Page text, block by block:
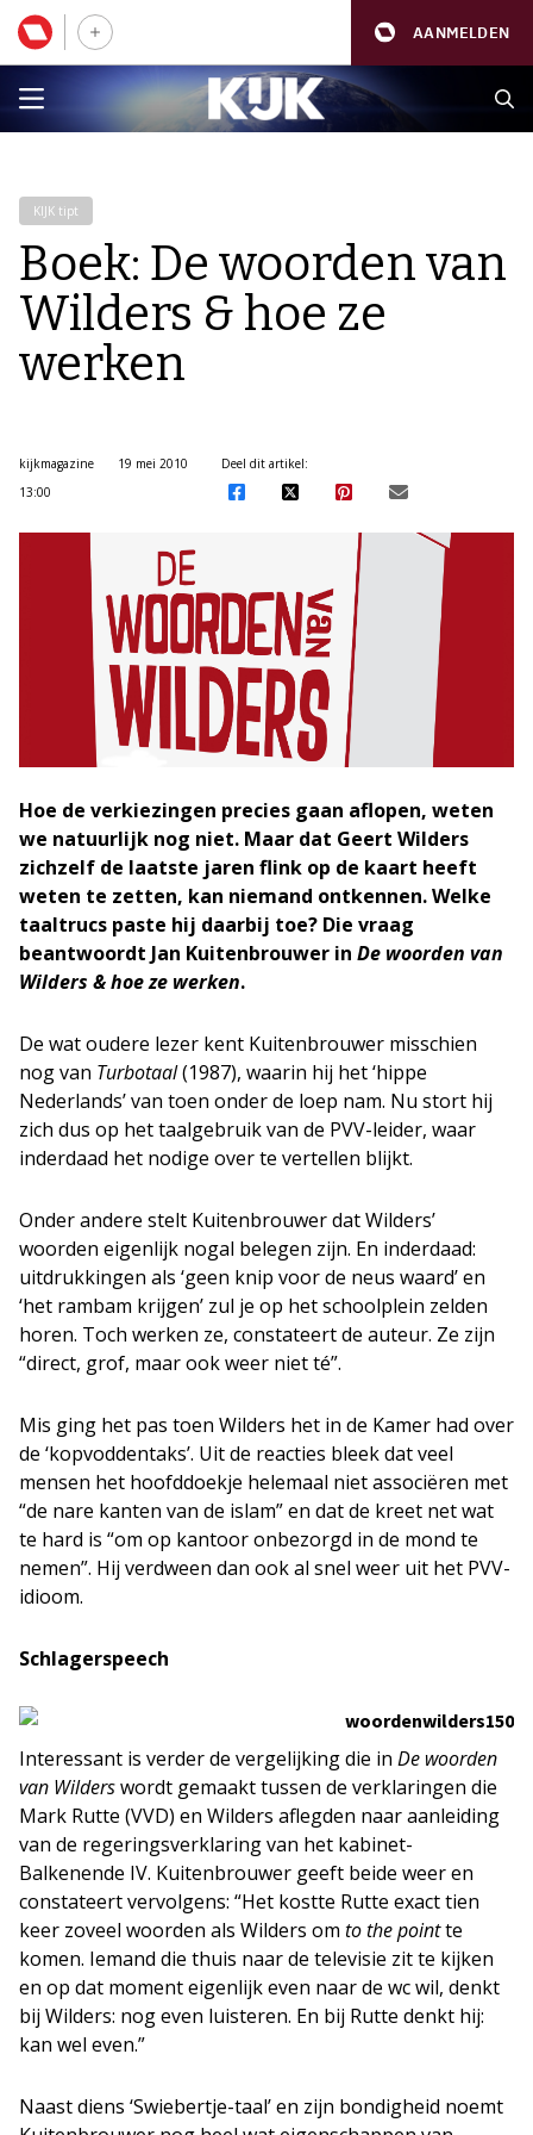
AANMELDEN
KIJK tipt
Boek: De woorden van
Wilders & hoe ze
werken
kijkmagazine
19 mei 2010
13:00
Deel dit artikel:
Hoe de verkiezingen precies gaan aflopen, weten
we natuurlijk nog niet. Maar dat Geert Wilders
zichzelf de laatste jaren flink op de kaart heeft
weten te zetten, kan niemand ontkennen. Welke
taaltrucs paste hij daarbij toe? Die vraag
beantwoordt Jan Kuitenbrouwer in De woorden van
Wilders & hoe ze werken.
De wat oudere lezer kent Kuitenbrouwer misschien
nog van Turbotaal(1987), waarin hij het ‘hippe
Nederlands’ van toen onder de loep nam. Nu stort hij
zich dus op het taalgebruik van de PVV-leider, waar
inderdaad het nodige over te vertellen blijkt.
Onder andere stelt Kuitenbrouwer dat Wilders’
woorden eigenlijk nogal belegen zijn. En inderdaad:
uitdrukkingen als ‘geen knip voor de neus waard’ en
‘het rambam krijgen’ zul je op het schoolplein zelden
horen. Toch werken ze, constateert de auteur. Ze zijn
“direct, grof, maar ook weer niet té”.
Mis ging het pas toen Wilders het in de Kamer had over
de ‘kopvoddentaks’. Uit de reacties bleek dat veel
mensen het hoofddoekje helemaal niet associëren met
“de nare kanten van de islam” en dat de kreet net wat
te hard is “om op kantoor onbezorgd in de mond te
nemen”. Hij verdween dan ook al snel weer uit het PVV-
idioom.
Schlagerspeech
Interessant is verder de vergelijking die in De woorden
van Wilderswordt gemaakt tussen de verklaringen die
Mark Rutte (VVD) en Wilders aflegden naar aanleiding
van de regeringsverklaring van het kabinet-
Balkenende IV. Kuitenbrouwer geeft beide weer en
constateert vervolgens: “Het kostte Rutte exact tien
keer zoveel woorden als Wilders om to the pointte
komen. Iemand die thuis naar de televisie zit te kijken
en op dat moment eigenlijk even naar de wc wil, denkt
bij Wilders: nog even luisteren. En bij Rutte denkt hij:
kan wel even.”
Naast diens ‘Swiebertje-taal’ en zijn bondigheid noemt